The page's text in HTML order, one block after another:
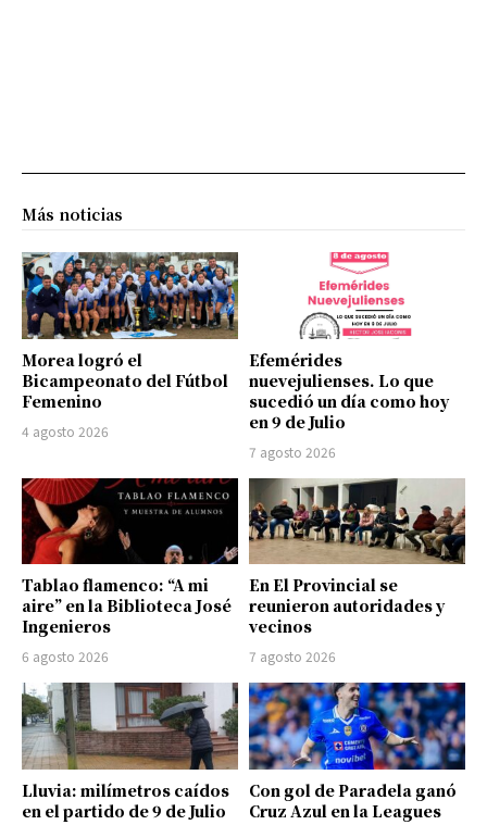
Más noticias
Morea logró el
Bicampeonato del Fútbol
Femenino
4 agosto 2026
Efemérides
nuevejulienses. Lo que
sucedió un día como hoy
en 9 de Julio
7 agosto 2026
Tablao flamenco: “A mi
aire” en la Biblioteca José
Ingenieros
6 agosto 2026
En El Provincial se
reunieron autoridades y
vecinos
7 agosto 2026
Lluvia: milímetros caídos
en el partido de 9 de Julio
Con gol de Paradela ganó
Cruz Azul en la Leagues